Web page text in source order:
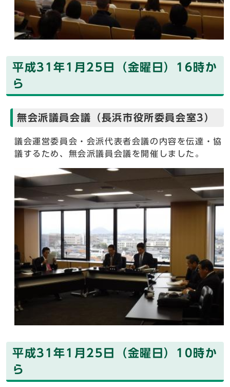
平成31年1月25日（金曜日）16時か
ら
無会派議員会議（長浜市役所委員会室3）
議会運営委員会・会派代表者会議の内容を伝達・協
議するため、無会派議員会議を開催しました。
平成31年1月25日（金曜日）10時か
ら